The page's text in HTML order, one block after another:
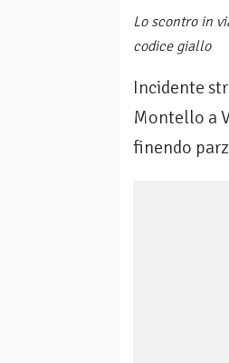
Lo scontro in
codice giallo
Incidente
Montello a
finendo